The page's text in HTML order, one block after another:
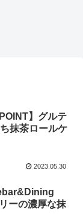
】グルテ
抹茶ロールケ
2023.05.30
ーの濃厚な抹